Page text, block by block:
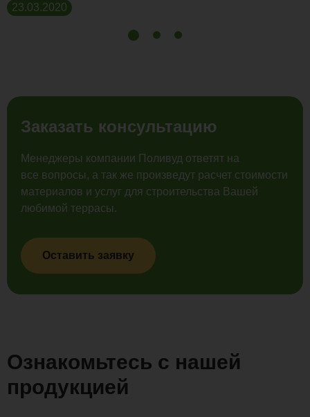
23.03.2020
Заказать консультацию
Менеджеры компании Поливуд ответят на
все вопросы, а так же произведут расчет стоимости
материалов и услуг для строительства Вашей
любимой террасы.
Оставить заявку
Ознакомьтесь с нашей
продукцией